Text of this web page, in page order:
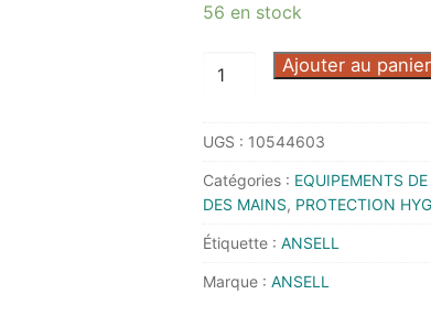
56 en stock
quantité
TOUCHNTUFF
92-
600
BOITE
100
Ajouter au panier
UGS : 10544603
Catégories : EQUIPEMENTS
DES MAINS, PROTECTION
Étiquette : ANSELL
Marque : ANSELL